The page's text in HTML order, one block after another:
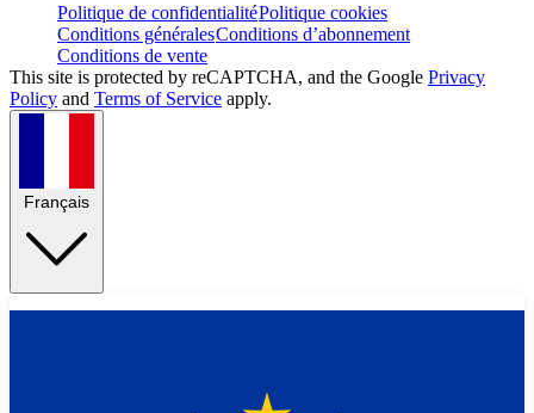
Politique de confidentialitéPolitique cookies
Conditions généralesConditions d’abonnement
Conditions de vente
This site is protected by reCAPTCHA, and the Google Privacy
Policy and Terms of Service apply.
Français